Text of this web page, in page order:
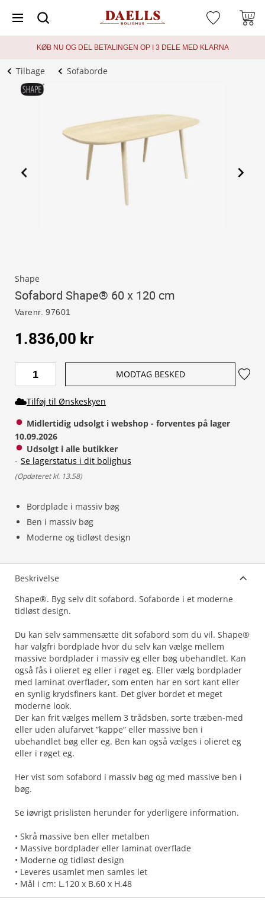
KØB NU OG DEL BETALINGEN OP I 3 DELE MED KLARNA
Tilbage Sofaborde
Shape
Sofabord Shape® 60 x 120 cm
Varenr. 97601
Bordplade i massiv bøg
Ben i massiv bøg
Moderne og tidløst design
1.836,00 kr
MODTAG BESKED
Tilføj til Ønskeskyen
Midlertidig udsolgt i webshop - forventes på lager
10.09.2026
Udsolgt i alle butikker
- Se lagerstatus i dit bolighus
(Opdateret kl. 13.58)
Beskrivelse
Shape®. Byg selv dit sofabord. Sofaborde i et moderne
tidløst design.
Du kan selv sammensætte dit sofabord som du vil. Shape®
har valgfri bordplade hvor du selv kan vælge mellem
massive bordplader i massiv eg eller bøg ubehandlet. Kan
også fås i olieret eg eller i røget eg. Eller vælg bordplader
med laminat overflader, som enten har en sort kant eller
en synlig krydsfiners kant. Det giver bordet et meget
moderne look.
Der kan frit vælges mellem 3 trådsben, sorte træben-med
eller uden alufarvet ”kappe” eller massive ben i
ubehandlet bøg eller eg. Ben kan også vælges i olieret eg
eller i røget eg.
Her vist som sofabord i massiv bøg og med massive ben i
bøg.
Se iøvrigt prislisten herunder for yderligere information.
• Skrå massive ben eller metalben
• Massive bordplader eller laminat overflade
• Moderne og tidløst design
• Leveres usamlet men samles let
• Mål i cm: L.120 x B.60 x H.48